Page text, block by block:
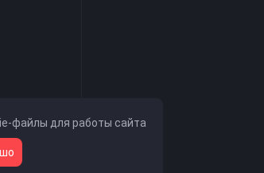
файлы для работы сайта